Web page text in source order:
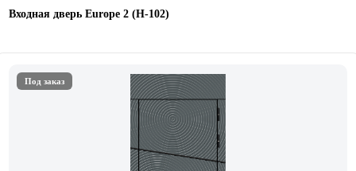
Входная дверь Europe 2 (Н-102)
Под заказ